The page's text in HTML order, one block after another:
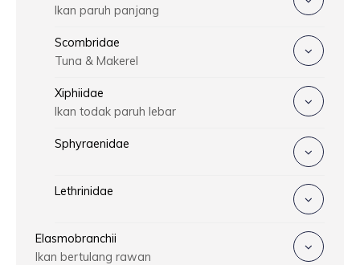
Ikan paruh panjang
Scombridae
Tuna & Makerel
Xiphiidae
Ikan todak paruh lebar
Sphyraenidae
Lethrinidae
Elasmobranchii
Ikan bertulang rawan